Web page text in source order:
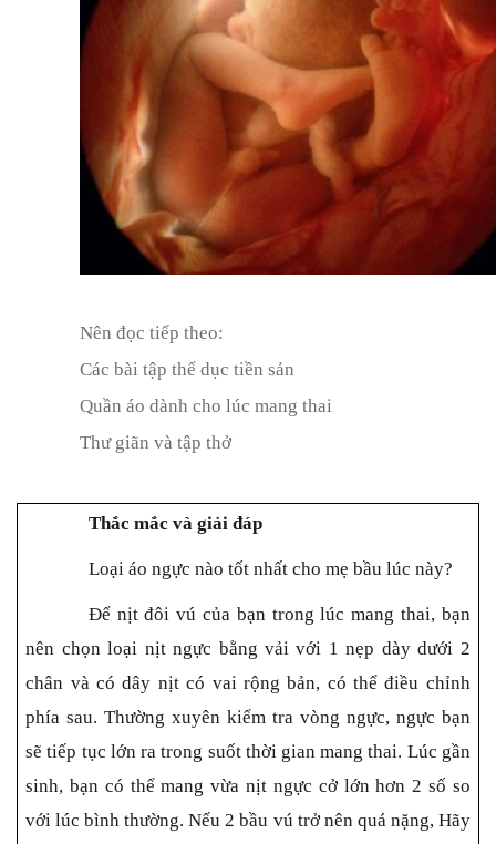
Nên đọc tiếp theo:
Các bài tập thể dục tiền sản
Quần áo dành cho lúc mang thai
Thư giãn và tập thở
Thắc mắc và giải đáp
Loại áo ngực nào tốt nhất cho mẹ bầu lúc này?
Để nịt đôi vú của bạn trong lúc mang thai, bạn
nên chọn loại nịt ngực bằng vải với 1 nẹp dày dưới 2
chân và có dây nịt có vai rộng bản, có thể điều chỉnh
phía sau. Thường xuyên kiểm tra vòng ngực, ngực bạn
sẽ tiếp tục lớn ra trong suốt thời gian mang thai. Lúc gần
sinh, bạn có thể mang vừa nịt ngực cở lớn hơn 2 số so
với lúc bình thường. Nếu 2 bầu vú trở nên quá nặng, Hãy